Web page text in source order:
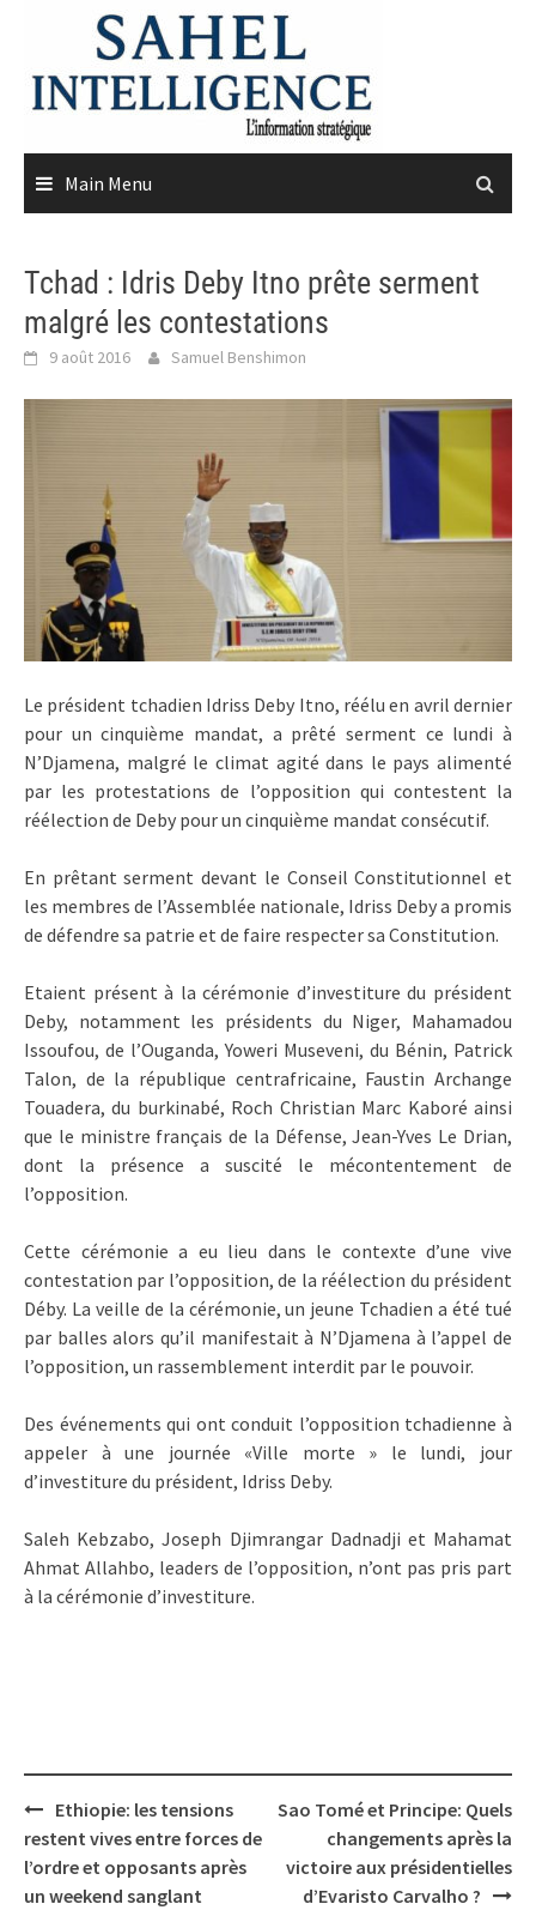
content
Main Menu
Tchad : Idris Deby Itno prête serment
malgré les contestations
9 août 2016 Samuel Benshimon
Le président tchadien Idriss Deby Itno, réélu en avril dernier
pour un cinquième mandat, a prêté serment ce lundi à
N’Djamena, malgré le climat agité dans le pays alimenté
par les protestations de l’opposition qui contestent la
réélection de Deby pour un cinquième mandat consécutif.
En prêtant serment devant le Conseil Constitutionnel et
les membres de l’Assemblée nationale, Idriss Deby a promis
de défendre sa patrie et de faire respecter sa Constitution.
Etaient présent à la cérémonie d’investiture du président
Deby, notamment les présidents du Niger, Mahamadou
Issoufou, de l’Ouganda, Yoweri Museveni, du Bénin, Patrick
Talon, de la république centrafricaine, Faustin Archange
Touadera, du burkinabé, Roch Christian Marc Kaboré ainsi
que le ministre français de la Défense, Jean-Yves Le Drian,
dont la présence a suscité le mécontentement de
l’opposition.
Cette cérémonie a eu lieu dans le contexte d’une vive
contestation par l’opposition, de la réélection du président
Déby. La veille de la cérémonie, un jeune Tchadien a été tué
par balles alors qu’il manifestait à N’Djamena à l’appel de
l’opposition, un rassemblement interdit par le pouvoir.
Des événements qui ont conduit l’opposition tchadienne à
appeler à une journée «Ville morte » le lundi, jour
d’investiture du président, Idriss Deby.
Saleh Kebzabo, Joseph Djimrangar Dadnadji et Mahamat
Ahmat Allahbo, leaders de l’opposition, n’ont pas pris part
à la cérémonie d’investiture.
Post
navigation
Ethiopie: les tensions
restent vives entre forces de
l’ordre et opposants après
un weekend sanglant
Sao Tomé et Principe: Quels
changements après la
victoire aux présidentielles
d’Evaristo Carvalho ?